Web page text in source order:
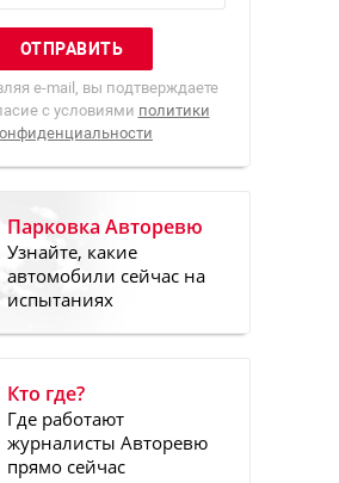
e-mail, вы подтверждаете
с условиями политики
Парковка Авторевю
Узнайте, какие
автомобили сейчас на
испытаниях
Кто где?
Где работают
журналисты Авторевю
прямо сейчас